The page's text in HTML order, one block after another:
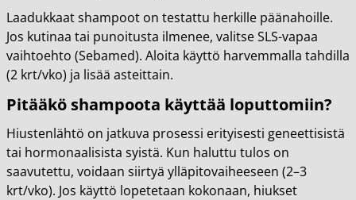
Laadukkaat shampoot on testattu herkille päänahoille.
Jos kutinaa tai punoitusta ilmenee, valitse SLS-vapaa
vaihtoehto (Sebamed). Aloita käyttö harvemmalla tahdilla
(2 krt/vko) ja lisää asteittain.
Pitääkö shampoota käyttää loputtomiin?
Hiustenlähtö on jatkuva prosessi erityisesti geneettisistä
tai hormonaalisista syistä. Kun haluttu tulos on
saavutettu, voidaan siirtyä ylläpitovaiheeseen (2–3
krt/vko). Jos käyttö lopetetaan kokonaan, hiukset